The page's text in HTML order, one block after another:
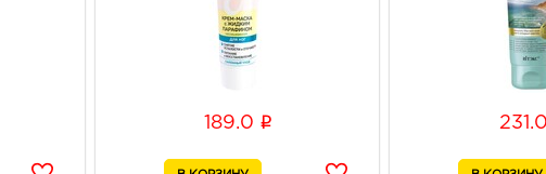
189.0 i 231.0